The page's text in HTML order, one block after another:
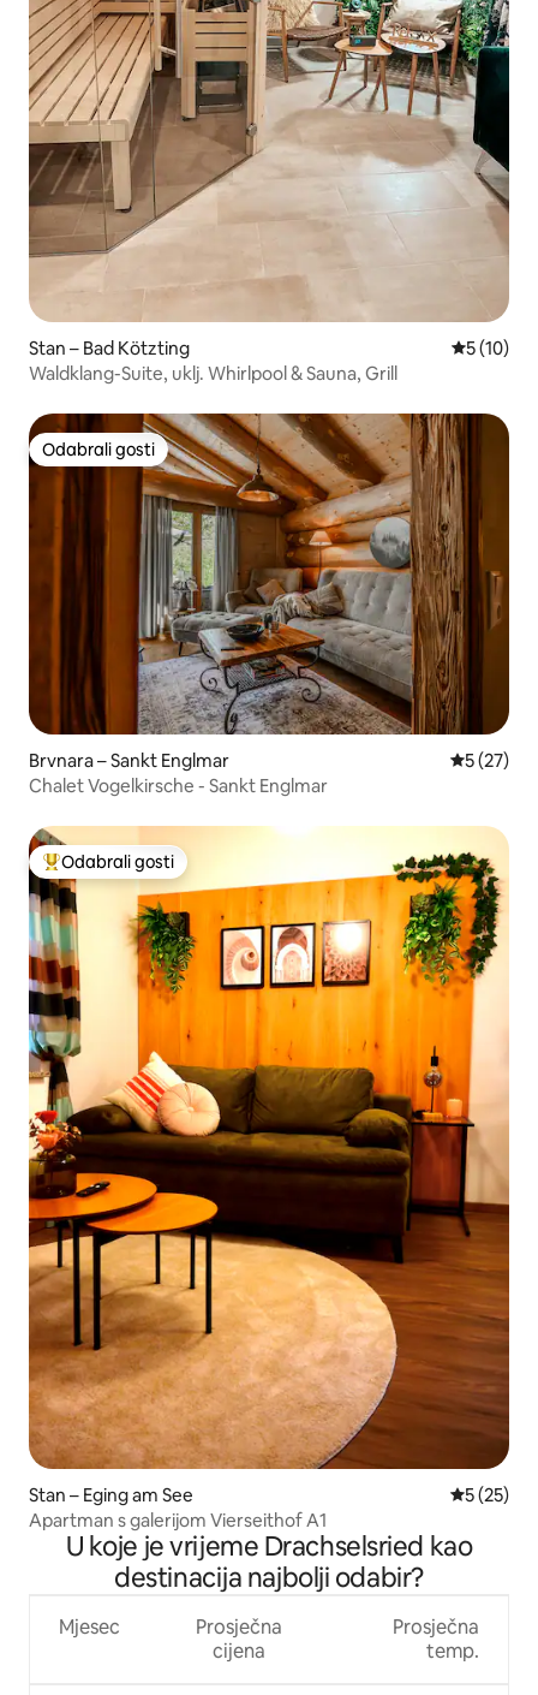
Stan – Bad Kötzting Prosječna
5 (10)
Waldklang-Suite, uklj. Whirlpool & Sauna, Grill
Odabrali gosti
Odabrali gosti
Brvnara – Sankt Englmar Prosječna
5 (27)
Chalet Vogelkirsche - Sankt Englmar
Među najviše rangiranima s oznakom „Odabrali gosti”
Odabrali gosti
Stan – Eging am See Prosječna
5 (25)
Apartman s galerijom Vierseithof A1
U koje je vrijeme Drachselsried kao
destinacija najbolji odabir?
Mjesec
Prosječna
cijena
Prosječna
temp.